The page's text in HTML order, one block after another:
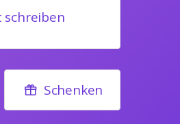
schreiben
Schenken